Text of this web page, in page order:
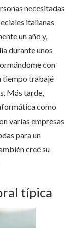
necesitadas
italianas
un año y,
durante unos
con
tiempo trabajé
Más tarde,
como
varias empresas
para un
creé su
típica